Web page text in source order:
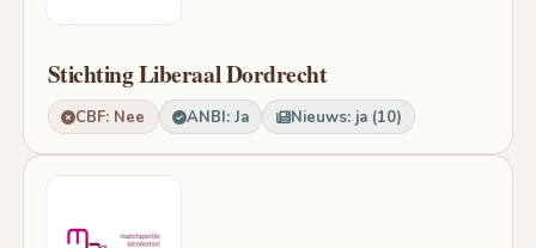
Stichting Liberaal Dordrecht
CBF: Nee ANBI: Ja Nieuws: ja (10)